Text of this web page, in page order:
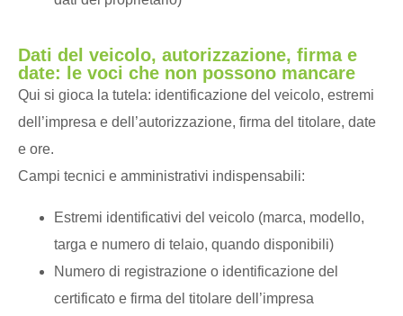
Dati del veicolo, autorizzazione, firma e
date: le voci che non possono mancare
Qui si gioca la tutela: identificazione del veicolo, estremi
dell’impresa e dell’autorizzazione, firma del titolare, date
e ore.
Campi tecnici e amministrativi indispensabili:
Estremi identificativi del veicolo (marca, modello,
targa e numero di telaio, quando disponibili)
Numero di registrazione o identificazione del
certificato e firma del titolare dell’impresa